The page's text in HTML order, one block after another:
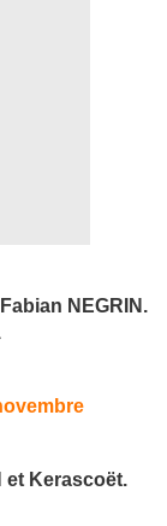
NEGRIN.
et Kerascoët.